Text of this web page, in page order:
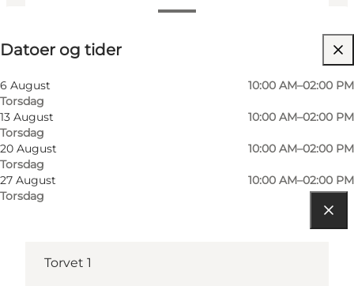
Datoer og tider
6 August
Torsdag
10:00 AM–02:00 PM
13 August
Torsdag
10:00 AM–02:00 PM
20 August
Torsdag
10:00 AM–02:00 PM
27 August
Torsdag
10:00 AM–02:00 PM
Besøg hjemmeside
Torvet 1